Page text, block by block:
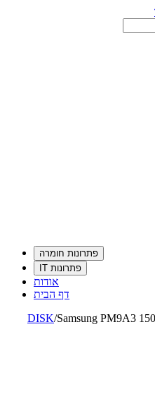
פתרונות חומרה
פתרונות IT
אודות
דף הבית
DISK/Samsung PM9A3